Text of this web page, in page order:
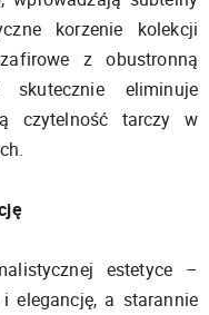
korzenie kolekcji
z obustronną
skutecznie eliminuje
czytelność tarczy w
estetyce –
elegancję, a starannie